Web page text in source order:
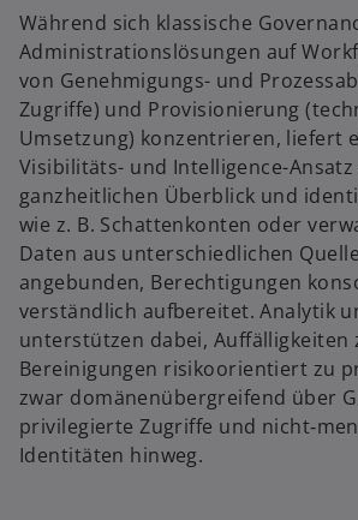
s
r
a
r
t
g
ö
f
e
t
r
a
r
t
g
e
ö
f
f
e
t
Während sich klassische
Administrationslösungen auf
von Genehmigungs- und
Zugriffe) und Provisionierung
Umsetzung) konzentrieren, liefert
Visibilitäts- und Intelligence-Ansatz
ganzheitlichen Überblick und
wie z. B. Schattenkonten oder
Daten aus unterschiedlichen
angebunden, Berechtigungen
verständlich aufbereitet. Analytik
unterstützen dabei, Auffälligkeiten
Bereinigungen risikoorientiert zu
zwar domänenübergreifend über
privilegierte Zugriffe und
Identitäten hinweg.